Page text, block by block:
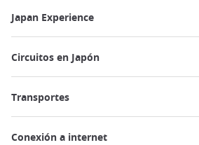
Japan Experience
Circuitos en Japón
Transportes
Conexión a internet